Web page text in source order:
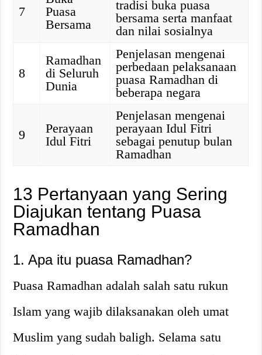
7
Puasa
Bersama
tradisi buka puasa
bersama serta manfaat
dan nilai sosialnya
8
Ramadhan
di Seluruh
Dunia
Penjelasan mengenai
perbedaan pelaksanaan
puasa Ramadhan di
beberapa negara
9
Perayaan
Idul Fitri
Penjelasan mengenai
perayaan Idul Fitri
sebagai penutup bulan
Ramadhan
13 Pertanyaan yang Sering
Diajukan tentang Puasa
Ramadhan
1. Apa itu puasa Ramadhan?
Puasa Ramadhan adalah salah satu rukun
Islam yang wajib dilaksanakan oleh umat
Muslim yang sudah baligh. Selama satu